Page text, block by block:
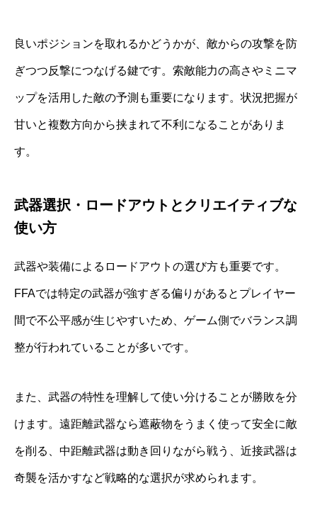
良いポジションを取れるかどうかが、敵からの攻撃を防
ぎつつ反撃につなげる鍵です。索敵能力の高さやミニマ
ップを活用した敵の予測も重要になります。状況把握が
甘いと複数方向から挟まれて不利になることがありま
す。
武器選択・ロードアウトとクリエイティブな
使い方
武器や装備によるロードアウトの選び方も重要です。
FFAでは特定の武器が強すぎる偏りがあるとプレイヤー
間で不公平感が生じやすいため、ゲーム側でバランス調
整が行われていることが多いです。
また、武器の特性を理解して使い分けることが勝敗を分
けます。遠距離武器なら遮蔽物をうまく使って安全に敵
を削る、中距離武器は動き回りながら戦う、近接武器は
奇襲を活かすなど戦略的な選択が求められます。